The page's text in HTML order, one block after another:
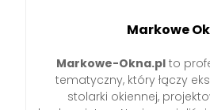
Markowe
Markowe-Okna.pl to
tematyczny, który łączy
stolarki okiennej,